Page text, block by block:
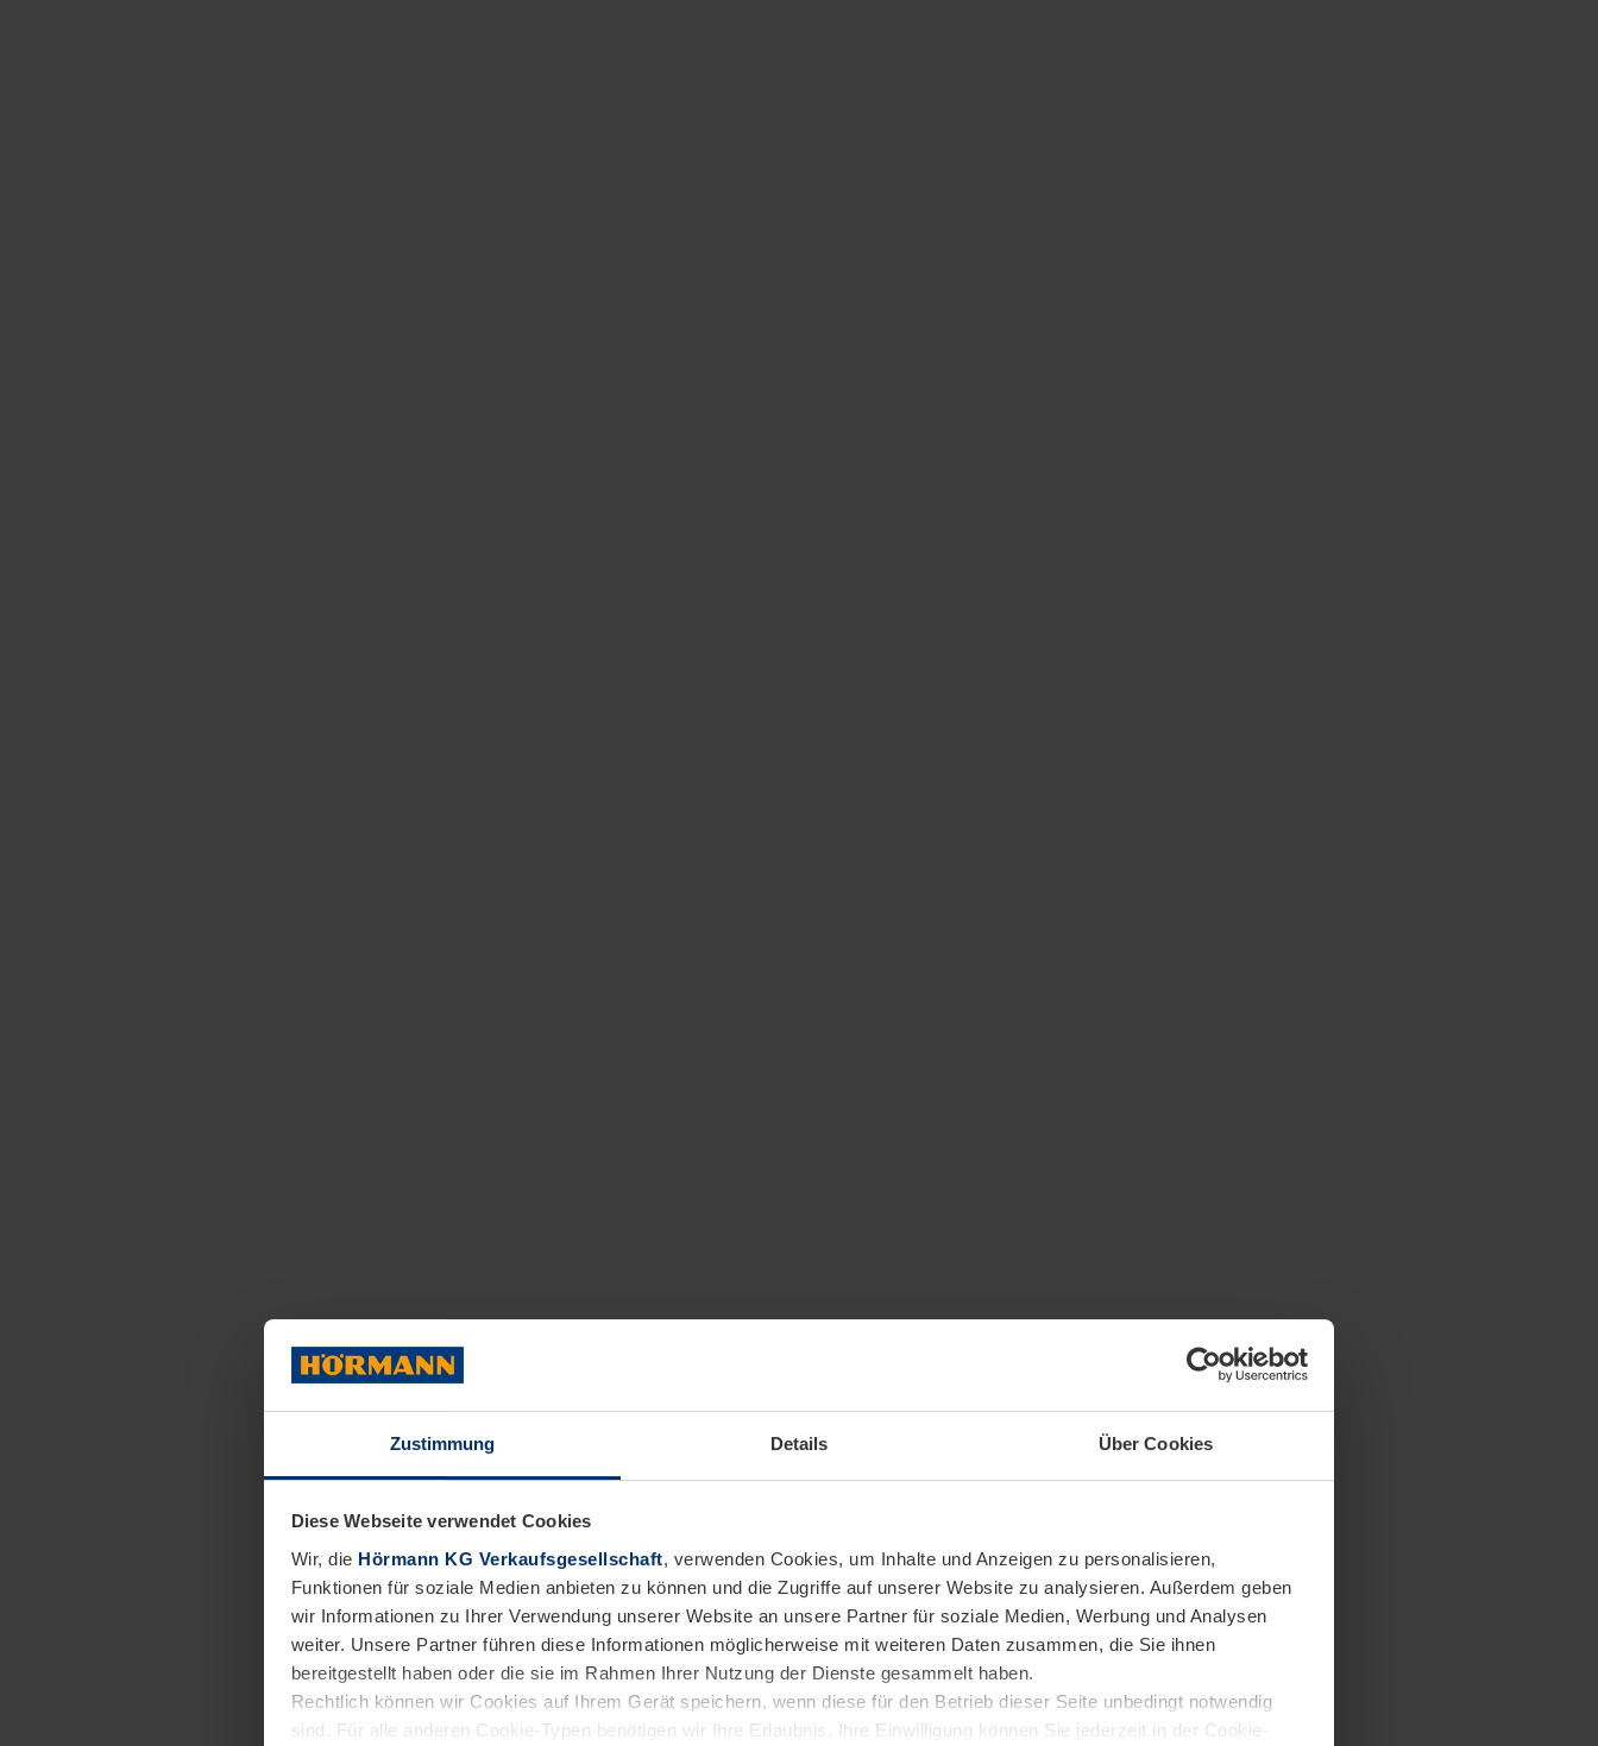
Zustimmung Details Über Cookies
Diese Webseite verwendet Cookies
Wir, die Hörmann KG Verkaufsgesellschaft, verwenden Cookies, um Inhalte und Anzeigen zu personalisieren,
Funktionen für soziale Medien anbieten zu können und die Zugriffe auf unserer Website zu analysieren. Außerdem geben
wir Informationen zu Ihrer Verwendung unserer Website an unsere Partner für soziale Medien, Werbung und Analysen
weiter. Unsere Partner führen diese Informationen möglicherweise mit weiteren Daten zusammen, die Sie ihnen
bereitgestellt haben oder die sie im Rahmen Ihrer Nutzung der Dienste gesammelt haben.
Rechtlich können wir Cookies auf Ihrem Gerät speichern, wenn diese für den Betrieb dieser Seite unbedingt notwendig
sind. Für alle anderen Cookie-Typen benötigen wir Ihre Erlaubnis. Ihre Einwilligung können Sie jederzeit in der Cookie-